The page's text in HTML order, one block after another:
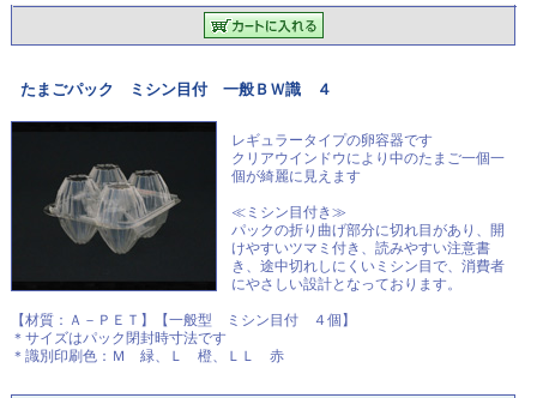
たまごパック ミシン目付 一般ＢＷ識 ４
レギュラータイプの卵容器です
クリアウインドウにより中のたまご一個一
個が綺麗に見えます
≪ミシン目付き≫
パックの折り曲げ部分に切れ目があり、開
けやすいツマミ付き、読みやすい注意書
き、途中切れしにくいミシン目で、消費者
にやさしい設計となっております。
【材質：Ａ－ＰＥＴ】【一般型 ミシン目付 ４個】
＊サイズはパック閉封時寸法です
＊識別印刷色：Ｍ 緑、Ｌ 橙、ＬＬ 赤